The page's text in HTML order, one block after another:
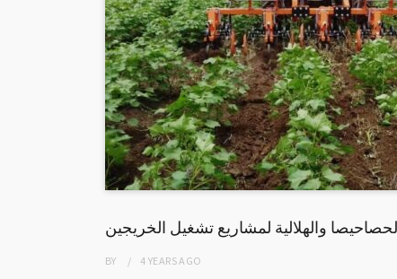
والهلالية لمشاريع تشغيل الخريجين
BY 4 YEARSAGO